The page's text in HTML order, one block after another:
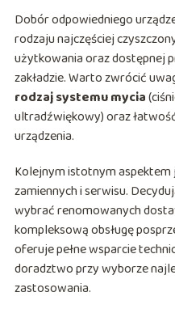
Dobór odpowiedniego
rodzaju najczęściej
użytkowania oraz dostępnej
zakładzie. Warto zwrócić
rodzaj systemu mycia
ultradźwiękowy) oraz
urządzenia.
Kolejnym istotnym aspektem
zamiennych i serwisu.
wybrać renomowanych
kompleksową obsługę
oferuje pełne wsparcie
doradztwo przy wyborze
zastosowania.